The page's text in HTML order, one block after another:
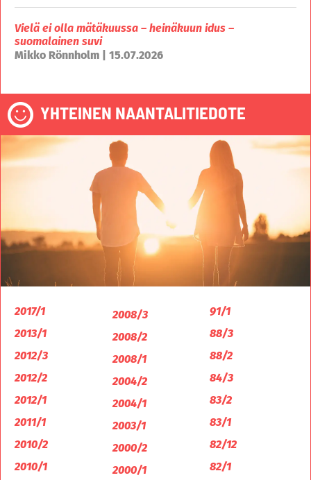
Vielä ei olla mätäkuussa – heinäkuun idus –
suomalainen suvi
Mikko Rönnholm | 15.07.2026
YHTEINEN NAANTALITIEDOTE
2017/1
2013/1
2012/3
2012/2
2012/1
2011/1
2010/2
2010/1
2008/3
2008/2
2008/1
2004/2
2004/1
2003/1
2000/2
2000/1
91/1
88/3
88/2
84/3
83/2
83/1
82/12
82/1